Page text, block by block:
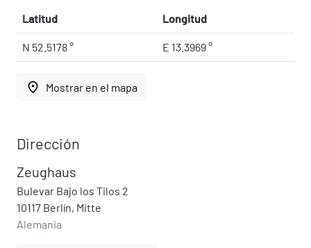
Latitud Longitud
N 52.5178 ° E 13.3969 °
place Mostrar en el mapa
Dirección
Zeughaus
Bulevar Bajo los Tilos 2
10117 Berlín, Mitte
Alemania